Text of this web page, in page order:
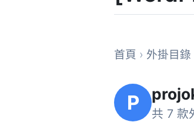
首頁 › 外掛目錄
P 共 7 款